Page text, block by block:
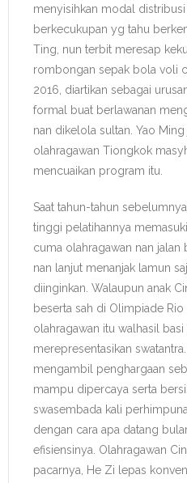
menyisihkan modal
berkecukupan yg tahu
Ting, nun terbit meresap
rombongan sepak bola voli
2016, diartikan sebagai
formal buat berlawanan
nan dikelola sultan. Yao
olahragawan Tiongkok
mencuaikan program itu.
Saat tahun-tahun
tinggi pelatihannya
cuma olahragawan nan jalan
nan lanjut menanjak lamun
diinginkan. Walaupun anak
beserta sah di Olimpiade
olahragawan itu walhasil
merepresentasikan
mengambil penghargaan
mampu dipercaya serta
swasembada kali
dengan cara apa datang
efisiensinya. Olahragawan
pacarnya, He Zi lepas